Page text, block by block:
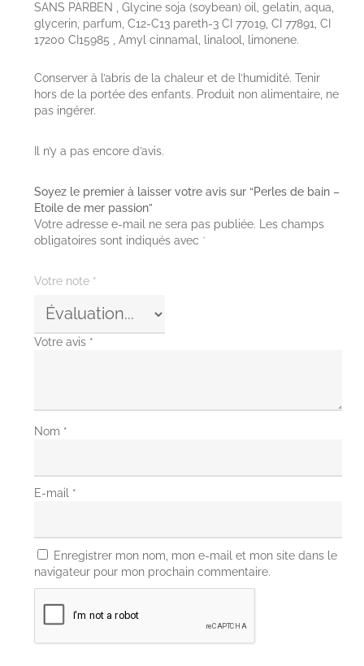
SANS PARBEN , Glycine soja (soybean) oil, gelatin, aqua,
glycerin, parfum, C12-C13 pareth-3 CI 77019, CI 77891, CI
17200 CI15985 , Amyl cinnamal, linalool, limonene.
Conserver à l’abris de la chaleur et de l’humidité. Tenir
hors de la portée des enfants. Produit non alimentaire, ne
pas ingérer.
Il n’y a pas encore d’avis.
Soyez le premier à laisser votre avis sur “Perles de bain –
Etoile de mer passion”
Votre adresse e-mail ne sera pas publiée. Les champs
obligatoires sont indiqués avec *
Votre note *
Votre avis *
Nom *
E-mail *
Enregistrer mon nom, mon e-mail et mon site dans le
navigateur pour mon prochain commentaire.